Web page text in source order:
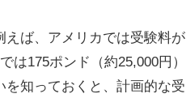
えば、アメリカでは受験料が
は175ポンド（約25,000円）
知っておくと、計画的な受